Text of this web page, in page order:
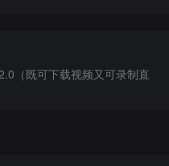
（既可下载视频又可录制直